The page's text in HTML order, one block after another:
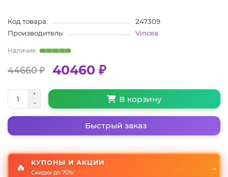
Код товара:
247309
Производитель:
Vincea
44660 ₽ 40460 ₽
В корзину
Быстрый заказ
🔥 КУПОНЫ И АКЦИИ
Скидки до 70%!
→